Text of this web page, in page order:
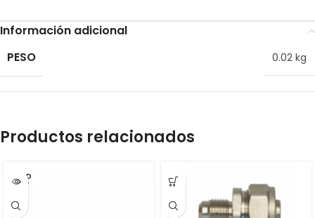
Información adicional
PESO
0.02 kg
Productos relacionados
SOLD
OUT